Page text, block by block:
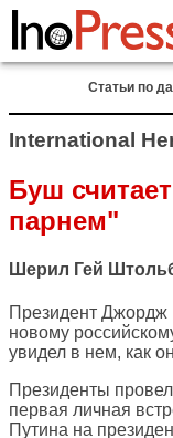
Статьи по
International
Буш
парнем"
Шерил Гей
Президент Джордж
новому
увидел в нем, как
Президенты
первая личная
Путина на